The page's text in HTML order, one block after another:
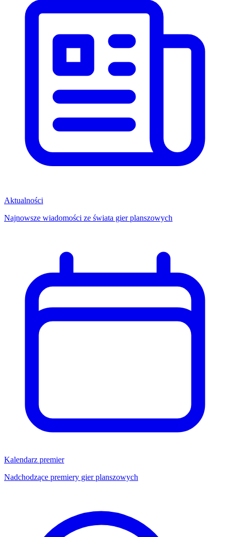
Aktualności
Najnowsze wiadomości ze świata gier planszowych
Kalendarz premier
Nadchodzące premiery gier planszowych